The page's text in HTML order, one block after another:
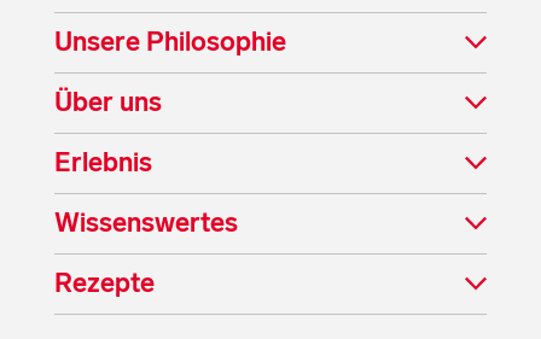
Unsere Philosophie
Über uns
Erlebnis
Wissenswertes
Rezepte